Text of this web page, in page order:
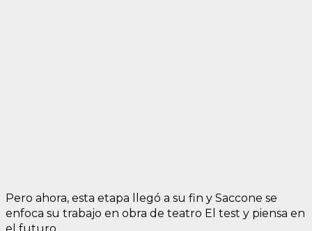
Pero ahora, esta etapa llegó a su fin y Saccone se
enfoca su trabajo en obra de teatro El test y piensa en